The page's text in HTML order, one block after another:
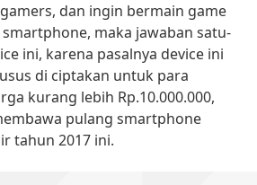
dan ingin bermain game
maka jawaban satu-
ini, karena pasalnya device ini
di ciptakan untuk para
kurang lebih Rp.10.000.000,
pulang smartphone
tahun 2017 ini.